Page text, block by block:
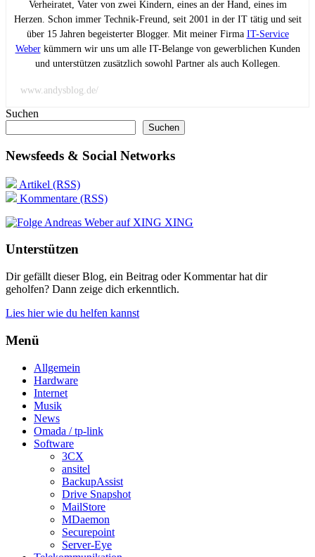
Verheiratet, Vater von zwei Kindern, eines an der Hand, eines im
Herzen. Schon immer Technik-Freund, seit 2001 in der IT tätig und seit
über 15 Jahren begeisterter Blogger. Mit meiner Firma IT-Service
Weberkümmern wir uns um alle IT-Belange von gewerblichen Kunden
und unterstützen zusätzlich sowohl Partner als auch Kollegen.
www.andysblog.de/
Suchen
Suchen
Newsfeeds & Social Networks
Artikel (RSS)
Kommentare (RSS)
XING
Unterstützen
Dir gefällt dieser Blog, ein Beitrag oder Kommentar hat dir
geholfen? Dann zeige dich erkenntlich.
Lies hier wie du helfen kannst
Menü
Allgemein
Hardware
Internet
Musik
News
Omada / tp-link
Software
3CX
ansitel
BackupAssist
Drive Snapshot
MailStore
MDaemon
Securepoint
Server-Eye